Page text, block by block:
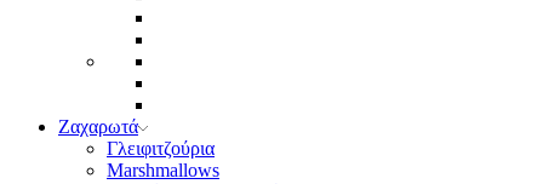
Ζαχαρωτά
Γλειφιτζούρια
Marshmallows